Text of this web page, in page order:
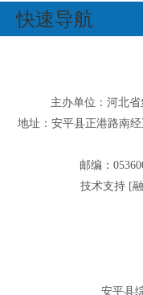
快速导航
主办单位：河北
地址：安平县正港路南
邮编：
技术支持 [
安平县